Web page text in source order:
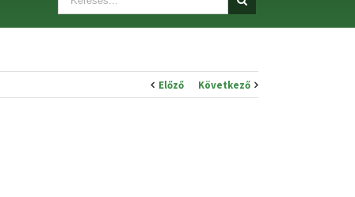
Előző Következő